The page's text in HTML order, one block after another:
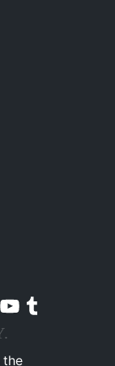
YouTube チャンネルへ Tumblr アカウントへ
the